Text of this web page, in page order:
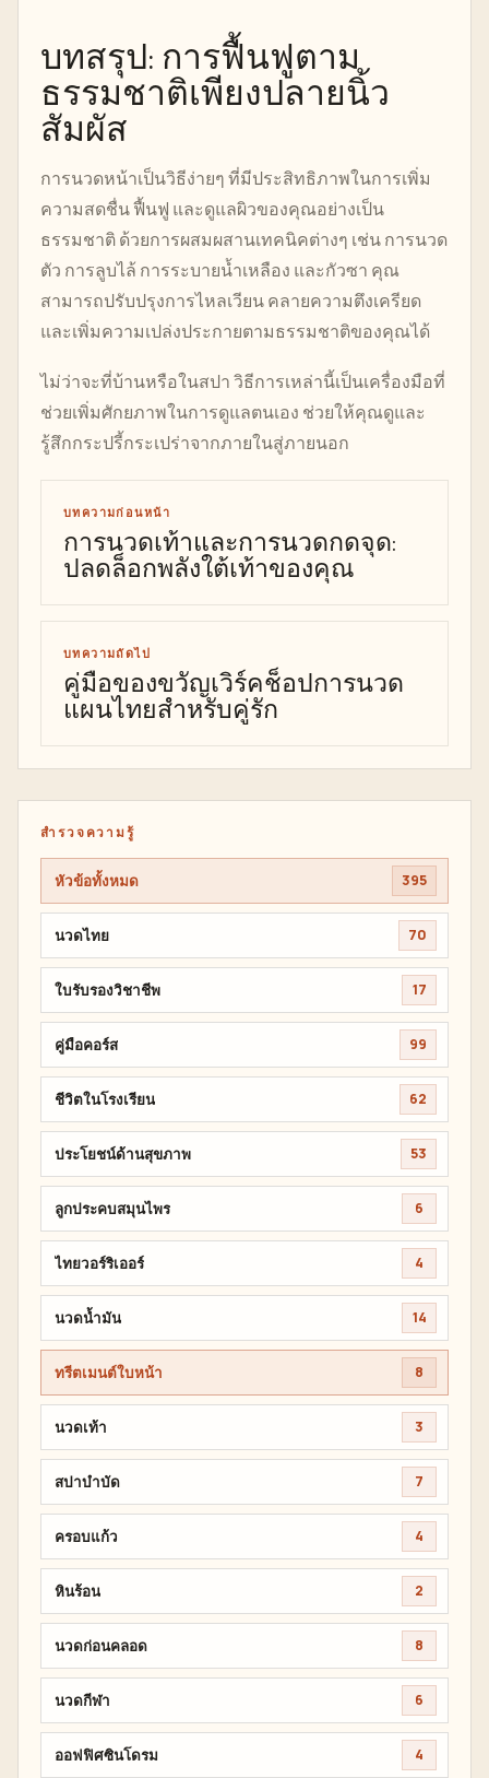
บทสรุป: การฟื้นฟูตาม
ธรรมชาติเพียงปลายนิ้ว
สัมผัส
การนวดหน้าเป็นวิธีง่ายๆ ที่มีประสิทธิภาพในการเพิ่ม
ความสดชื่น ฟื้นฟู และดูแลผิวของคุณอย่างเป็น
ธรรมชาติ ด้วยการผสมผสานเทคนิคต่างๆ เช่น การนวด
ตัว การลูบไล้ การระบายน้ำเหลือง และกัวซา คุณ
สามารถปรับปรุงการไหลเวียน คลายความตึงเครียด
และเพิ่มความเปล่งประกายตามธรรมชาติของคุณได้
ไม่ว่าจะที่บ้านหรือในสปา วิธีการเหล่านี้เป็นเครื่องมือที่
ช่วยเพิ่มศักยภาพในการดูแลตนเอง ช่วยให้คุณดูและ
รู้สึกกระปรี้กระเปร่าจากภายในสู่ภายนอก
บทความก่อนหน้า
การนวดเท้าและการนวดกดจุด:
ปลดล็อกพลังใต้เท้าของคุณ
บทความถัดไป
คู่มือของขวัญเวิร์คช็อปการนวด
แผนไทยสำหรับคู่รัก
สำรวจความรู้
หัวข้อทั้งหมด 395
นวดไทย 70
ใบรับรองวิชาชีพ 17
คู่มือคอร์ส 99
ชีวิตในโรงเรียน 62
ประโยชน์ด้านสุขภาพ 53
ลูกประคบสมุนไพร 6
ไทยวอร์ริเออร์ 4
นวดน้ำมัน 14
ทรีตเมนต์ใบหน้า 8
นวดเท้า 3
สปาบำบัด 7
ครอบแก้ว 4
หินร้อน 2
นวดก่อนคลอด 8
นวดกีฬา 6
ออฟฟิศซินโดรม 4